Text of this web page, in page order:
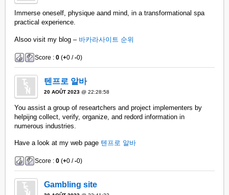
Immerse oneself, physique aand mind, in a transformational spa
practical experience.
Alsoo visit my blog – 바카라사이트 순위
Score :0 (+0 /-0)
텐프로 알바
20 AOÛT 2023 @ 22:28:58
You assist a group of researtchers and project implementers by
helpijng collect, verify, organize, and redord information in
numerous industries.
Have a look at my web page 텐프로 알바
Score :0 (+0 /-0)
Gambling site